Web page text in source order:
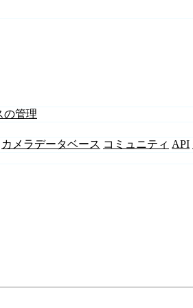
の管理
カメラデータベース コミュニティ API